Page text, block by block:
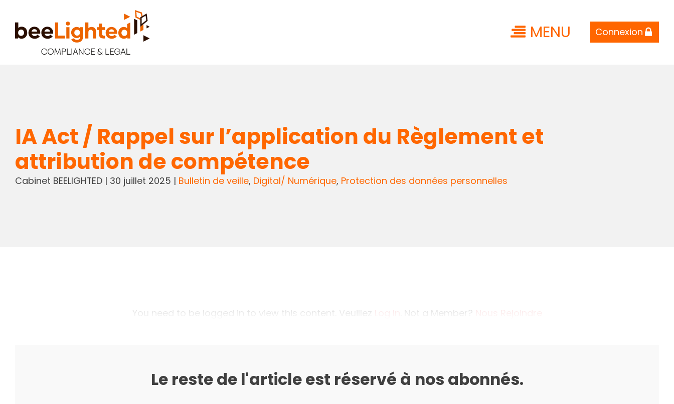
MENU Connexion
IA Act / Rappel sur l’application du Règlement et
attribution de compétence
Cabinet BEELIGHTED| 30 juillet 2025 | Bulletin de veille, Digital/ Numérique, Protection des données personnelles
You need to be logged in to view this content. Veuillez . Not a Member?
Le reste de l'article est réservé à nos abonnés.